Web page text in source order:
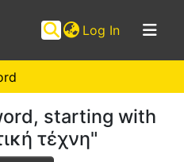
Log In (current)
starting with
τέχνη"